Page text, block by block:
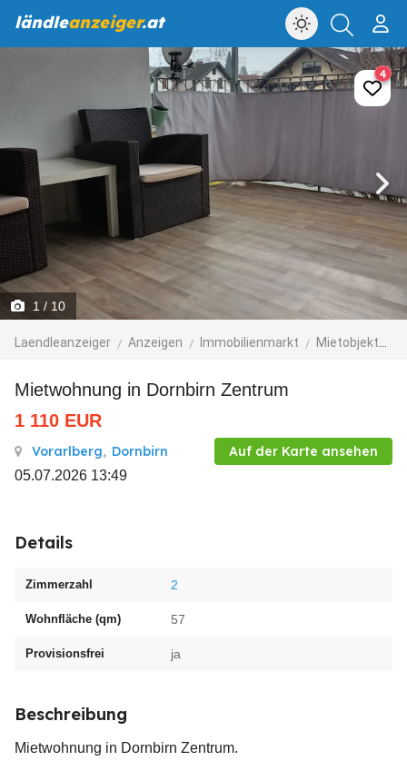
ländleanzeiger.at
1 / 10
Laendleanzeiger Anzeigen Immobilienmarkt Mietobjekte
4
Mietwohnung in Dornbirn Zentrum
1 110 EUR
Vorarlberg, Dornbirn Auf der Karte ansehen
05.07.2026 13:49
Details
Zimmerzahl 2
Wohnfläche (qm) 57
Provisionsfrei ja
Beschreibung
Mietwohnung in Dornbirn Zentrum.